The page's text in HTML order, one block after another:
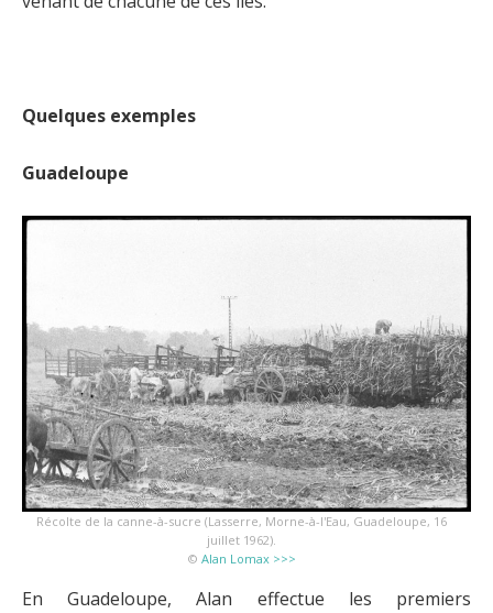
Quelques exemples
Guadeloupe
Récolte de la canne-à-sucre (Lasserre, Morne-à-l'Eau, Guadeloupe, 16
juillet 1962).
© Alan Lomax >>>
En Guadeloupe, Alan effectue les premiers